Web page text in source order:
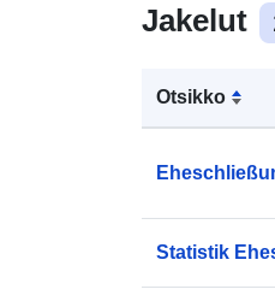
Jakelut
Otsikko
Statistik